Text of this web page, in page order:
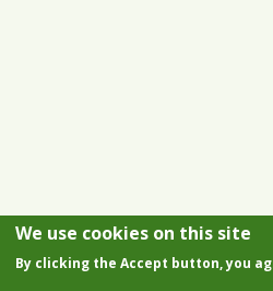
We use cookies on this site
By clicking the Accept button, you